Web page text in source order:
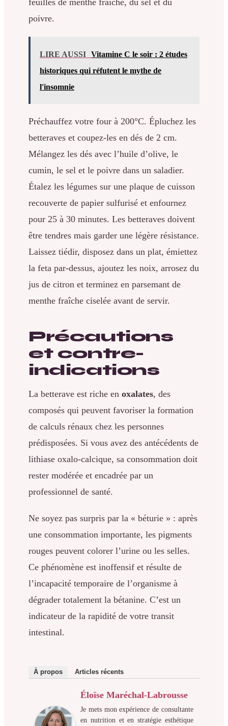
poivre.
LIRE AUSSI Vitamine C le soir : 2 études
historiques qui réfutent le mythe de
l'insomnie
Préchauffez votre four à 200°C. Épluchez les
betteraves et coupez-les en dés de 2 cm.
Mélangez les dés avec l’huile d’olive, le
cumin, le sel et le poivre dans un saladier.
Étalez les légumes sur une plaque de cuisson
recouverte de papier sulfurisé et enfournez
pour 25 à 30 minutes. Les betteraves doivent
être tendres mais garder une légère résistance.
Laissez tiédir, disposez dans un plat, émiettez
la feta par-dessus, ajoutez les noix, arrosez du
jus de citron et terminez en parsemant de
menthe fraîche ciselée avant de servir.
Précautions
et contre-
indications
La betterave est riche en oxalates, des
composés qui peuvent favoriser la formation
de calculs rénaux chez les personnes
prédisposées. Si vous avez des antécédents de
lithiase oxalo-calcique, sa consommation doit
rester modérée et encadrée par un
professionnel de santé.
Ne soyez pas surpris par la « béturie » : après
une consommation importante, les pigments
rouges peuvent colorer l’urine ou les selles.
Ce phénomène est inoffensif et résulte de
l’incapacité temporaire de l’organisme à
dégrader totalement la bétanine. C’est un
indicateur de la rapidité de votre transit
intestinal.
À propos Articles récents
Éloïse Maréchal-Labrousse
Je mets mon expérience de consultante
en nutrition et en stratégie esthétique